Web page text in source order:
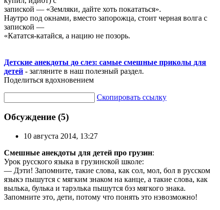
запиской — «Земляки, дайте хоть покататься».
Наутро под окнами, вместо запорожца, стоит черная волга с
запиской —
«Кататся-катайся, а нацию не позорь.
Детские анекдоты до слез: самые смешные приколы для
детей - загляните в наш полезный раздел.
Поделиться вдохновением
Скопировать ссылку
Обсуждение (5)
10 августа 2014, 13:27
Смешные анекдоты для детей про грузин:
Урок русского языка в грузинской школе:
— Дэти! Запомните, такие слова, как сол, мол, бол в русском
языкэ пышутся с мягким знаком на канце, а такие слова, как
вылька, булька и тарэлька пышутся бэз мягкого знака.
Запомните это, дети, потому что понять это нэвозможно!